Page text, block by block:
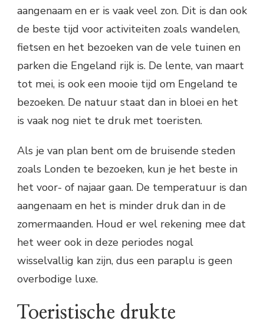
aangenaam en er is vaak veel zon. Dit is dan ook
de beste tijd voor activiteiten zoals wandelen,
fietsen en het bezoeken van de vele tuinen en
parken die Engeland rijk is. De lente, van maart
tot mei, is ook een mooie tijd om Engeland te
bezoeken. De natuur staat dan in bloei en het
is vaak nog niet te druk met toeristen.
Als je van plan bent om de bruisende steden
zoals Londen te bezoeken, kun je het beste in
het voor- of najaar gaan. De temperatuur is dan
aangenaam en het is minder druk dan in de
zomermaanden. Houd er wel rekening mee dat
het weer ook in deze periodes nogal
wisselvallig kan zijn, dus een paraplu is geen
overbodige luxe.
Toeristische drukte